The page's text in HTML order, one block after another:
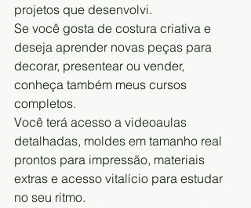
projetos que desenvolvi.
Se você gosta de costura criativa e
deseja aprender novas peças para
decorar, presentear ou vender,
conheça também meus cursos
completos.
Você terá acesso a videoaulas
detalhadas, moldes em tamanho real
prontos para impressão, materiais
extras e acesso vitalício para estudar
no seu ritmo.